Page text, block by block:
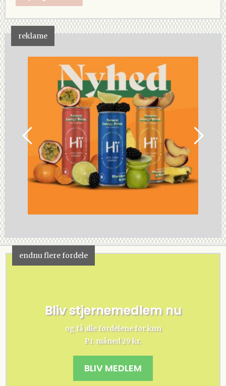
reklame
endnu flere fordele
Bliv stjernemedlem nu
og få alle fordelene for kun
Pr. måned 29 kr.
BLIV MEDLEM